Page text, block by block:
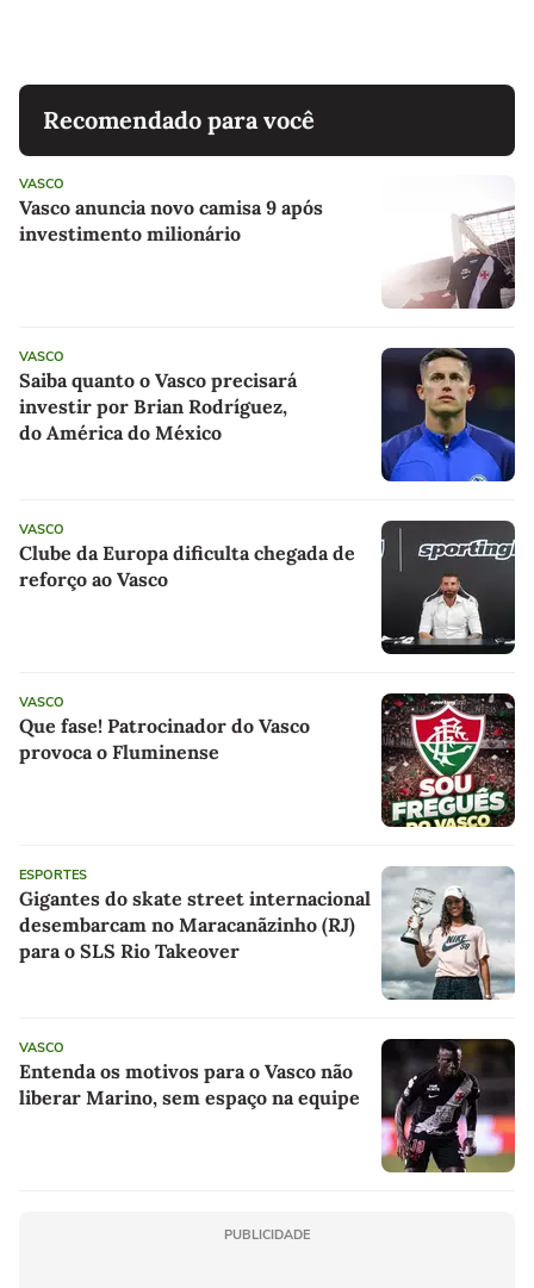
Recomendado para você
VASCO
Vasco anuncia novo camisa 9 após
investimento milionário
VASCO
Saiba quanto o Vasco precisará
investir por Brian Rodríguez,
do América do México
VASCO
Clube da Europa dificulta chegada de
reforço ao Vasco
VASCO
Que fase! Patrocinador do Vasco
provoca o Fluminense
ESPORTES
Gigantes do skate street internacional
desembarcam no Maracanãzinho (RJ)
para o SLS Rio Takeover
VASCO
Entenda os motivos para o Vasco não
liberar Marino, sem espaço na equipe
PUBLICIDADE